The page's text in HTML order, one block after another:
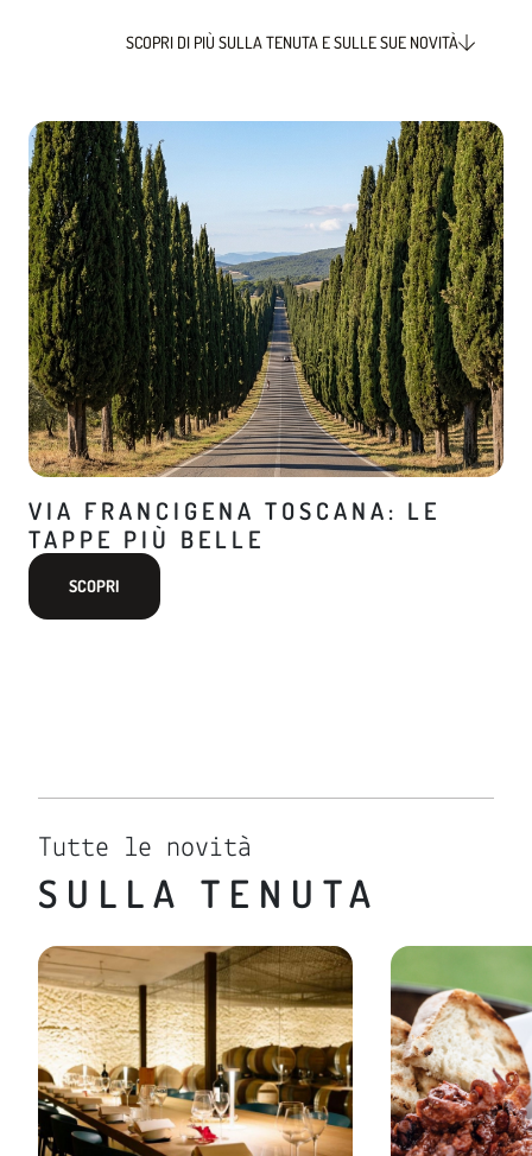
SCOPRI DI PIÙ SULLA TENUTA E SULLE SUE NOVITÀ
VIA FRANCIGENA TOSCANA: LE
TAPPE PIÙ BELLE
SCOPRI
Tutte le novità
SULLA TENUTA